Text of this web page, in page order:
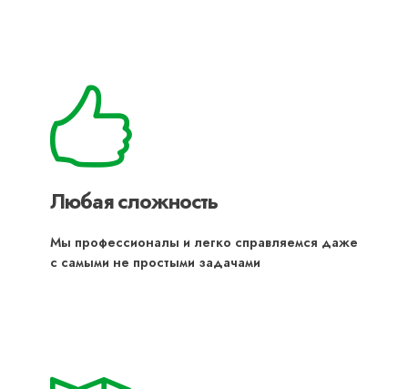
Любая сложность
Мы профессионалы и легко справляемся даже
с самыми не простыми задачами